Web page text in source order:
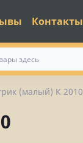
Контакты
(малый) К 2010